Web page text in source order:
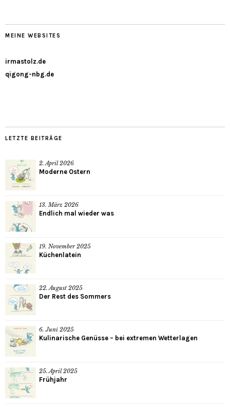
MEINE WEBSITES
irmastolz.de
qigong-nbg.de
LETZTE BEITRÄGE
2. April 2026
Moderne Ostern
13. März 2026
Endlich mal wieder was
19. November 2025
Küchenlatein
22. August 2025
Der Rest des Sommers
6. Juni 2025
Kulinarische Genüsse – bei extremen Wetterlagen
25. April 2025
Frühjahr